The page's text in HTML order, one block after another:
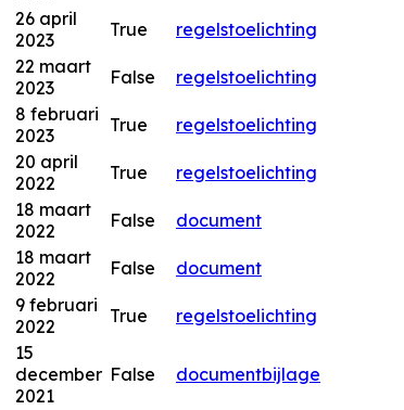
26 april
2023
True regelstoelichting
22 maart
2023
False regelstoelichting
8 februari
2023
True regelstoelichting
20 april
2022
True regelstoelichting
18 maart
2022
False document
18 maart
2022
False document
9 februari
2022
True regelstoelichting
15
december
2021
False documentbijlage